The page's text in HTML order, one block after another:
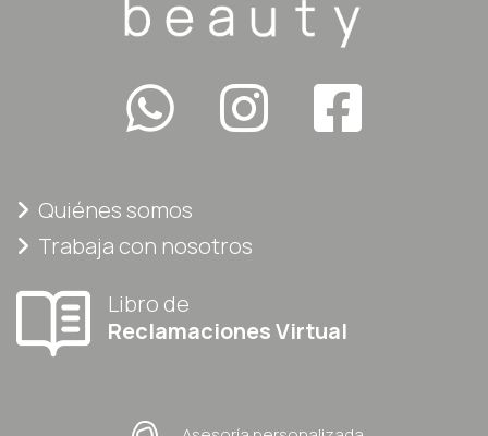
Quiénes somos
Trabaja con nosotros
Libro de
Reclamaciones Virtual